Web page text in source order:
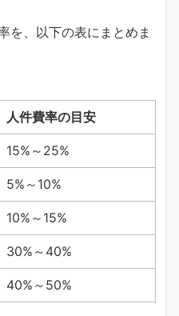
を、以下の表にまとめま
人件費率の目安
15%～25%
5%～10%
10%～15%
30%～40%
40%～50%